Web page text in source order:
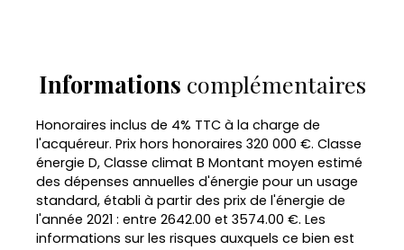
Informations complémentaires
Honoraires inclus de 4% TTC à la charge de
l'acquéreur. Prix hors honoraires 320 000 €. Classe
énergie D, Classe climat B Montant moyen estimé
des dépenses annuelles d'énergie pour un usage
standard, établi à partir des prix de l'énergie de
l'année 2021 : entre 2642.00 et 3574.00 €. Les
informations sur les risques auxquels ce bien est